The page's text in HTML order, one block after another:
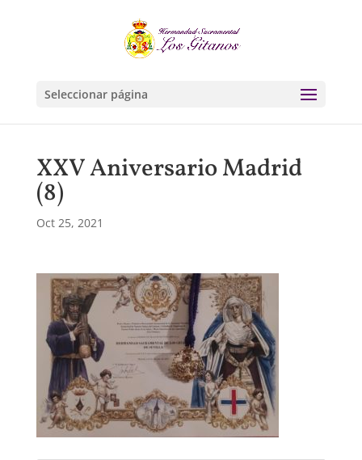
Seleccionar página
XXV Aniversario Madrid
(8)
Oct 25, 2021